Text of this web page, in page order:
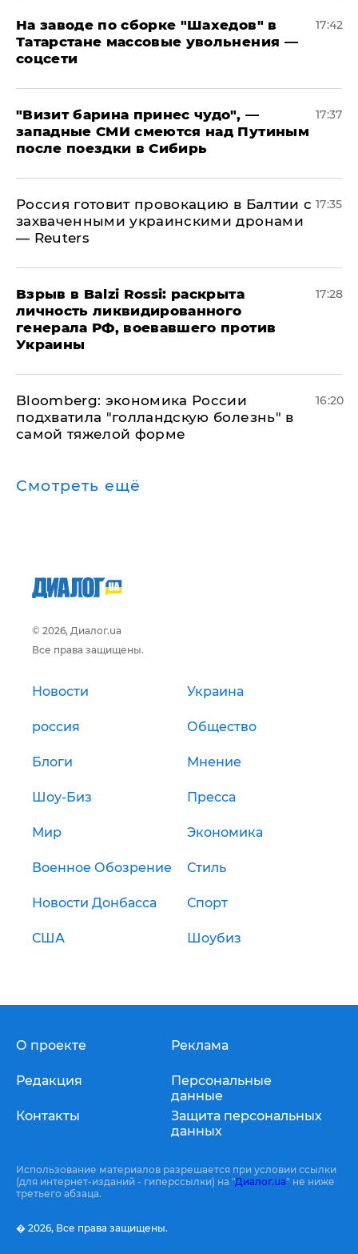
На заводе по сборке "Шахедов" в
Татарстане массовые увольнения —
соцсети
17:42
"Визит барина принес чудо", —
западные СМИ смеются над Путиным
после поездки в Сибирь
17:37
​Россия готовит провокацию в Балтии с
захваченными украинскими дронами
— Reuters
17:35
​Взрыв в Balzi Rossi: раскрыта
личность ликвидированного
генерала РФ, воевавшего против
Украины
17:28
Bloomberg: экономика России
подхватила "голландскую болезнь" в
самой тяжелой форме
16:20
Смотреть ещё
© 2026, Диалог.ua
Все права защищены.
Новости Украина
россия Общество
Блоги Мнение
Шоу-Биз Пресса
Мир Экономика
Военное Обозрение Стиль
Новости Донбасса Спорт
США Шоубиз
О проекте
Редакция
Контакты
Реклама
Персональные
данные
Защита персональных
данных
Использование материалов разрешается при условии ссылки
(для интернет-изданий - гиперссылки) на "Диалог.ua" не ниже
третьего абзаца.
� 2026, Все права защищены.